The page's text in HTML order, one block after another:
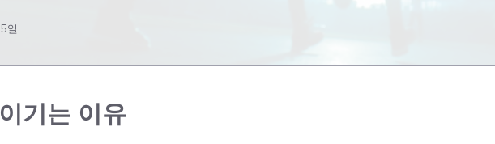
일
기는 이유